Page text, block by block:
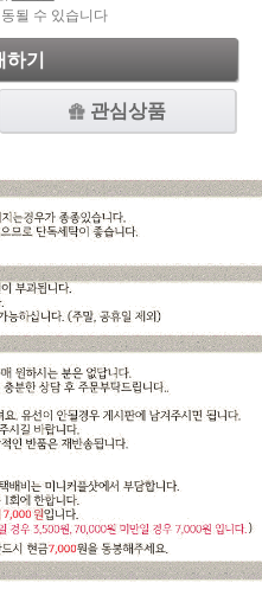
될 수 있습니다
하기
관심상품